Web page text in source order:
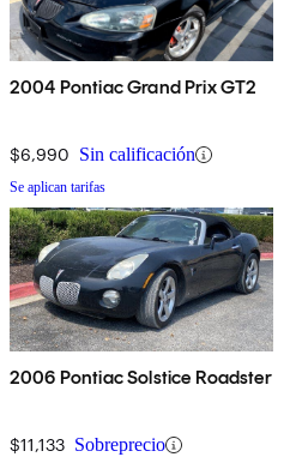
2004 Pontiac Grand Prix GT2
$6,990 Sin calificación
Se aplican tarifas
2006 Pontiac Solstice Roadster
$11,133 Sobreprecio